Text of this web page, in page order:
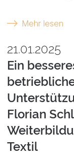
Mehr lesen
21.01.2025
Ein
Florian
Textil